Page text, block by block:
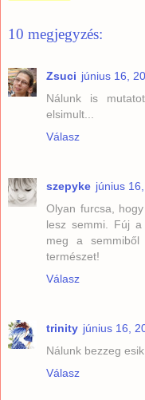
10 megjegyzés:
Zsuci június 16,
Nálunk is
elsimult...
Válasz
szepyke június
Olyan furcsa,
lesz semmi. Fúj
meg a
természet!
Válasz
trinity június 16,
Nálunk bezzeg
Válasz